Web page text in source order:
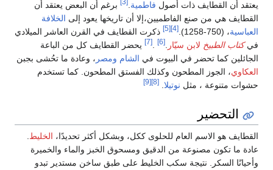
يعتقد أن القطايف ذات أصول فاطمية
برغم أن البعض يعتقد أن
القطايف هي من صنع الفاطميين،إلا أن تاريخها يعود إلى الخلافة
العباسية، (750-1258). [4]
[5]
ذكرت القطايف في القرن العاشر الميلادي
فيكتاب الطبيخ لابن سيّار [6]
[7]
يحضر القطايف كل من الباعة
الجائلين كما تحضر في البيوت في الشام ومصر ، وعادة ما تحُشى بجبن
العكاوي، الجوز المطحون وكذلك الفستق المطحون. كما تستخدم
حشوات متنوعة ، مثل نوتيلا [8]
[9]
التحضير
القطايف هو الاسم العام للحلوى ككل، وبشكل أكثر تحديدًا، الخليط
عادة ما تكون مصنوعة من الدقيق ومسحوق الخبز والماء والخميرة
وأحيانًا السكر. نتيجة سكب الخليط على طبق ساخن مستدير تبدو